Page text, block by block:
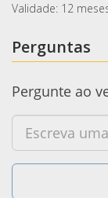
Validade: 12
Perguntas
Pergunte ao